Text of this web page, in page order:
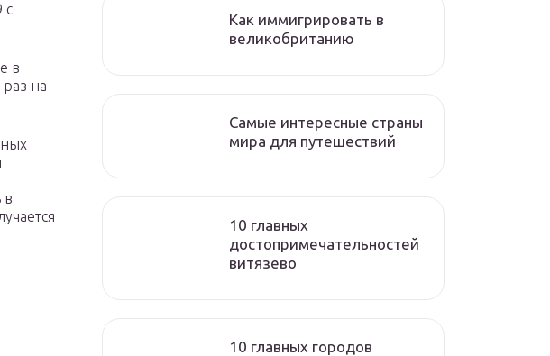
с
в
раз на
в
Как иммигрировать в
великобританию
Самые интересные страны
мира для путешествий
10 главных
достопримечательностей
витязево
10 главных городов